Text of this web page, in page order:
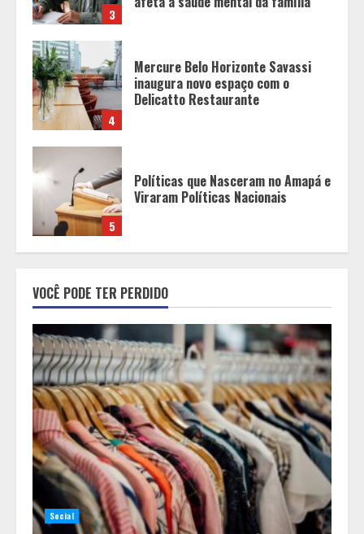
4
5
Políticas que Nasceram no Amapá e
Viraram Políticas Nacionais
1
Grandes marcas, preços baixos e
uma causa que transforma vidas
2
transforma manejo agrícola e
comprova ganhos de produtividade
3
O esgotamento parental e os “pais
perfeitos” da internet: Como a
busca por uma criação idealizada
afeta a saúde mental da família
Mercure Belo Horizonte Savassi
inaugura novo espaço com o
Delicatto Restaurante
VOCÊ PODE TER PERDIDO
Social